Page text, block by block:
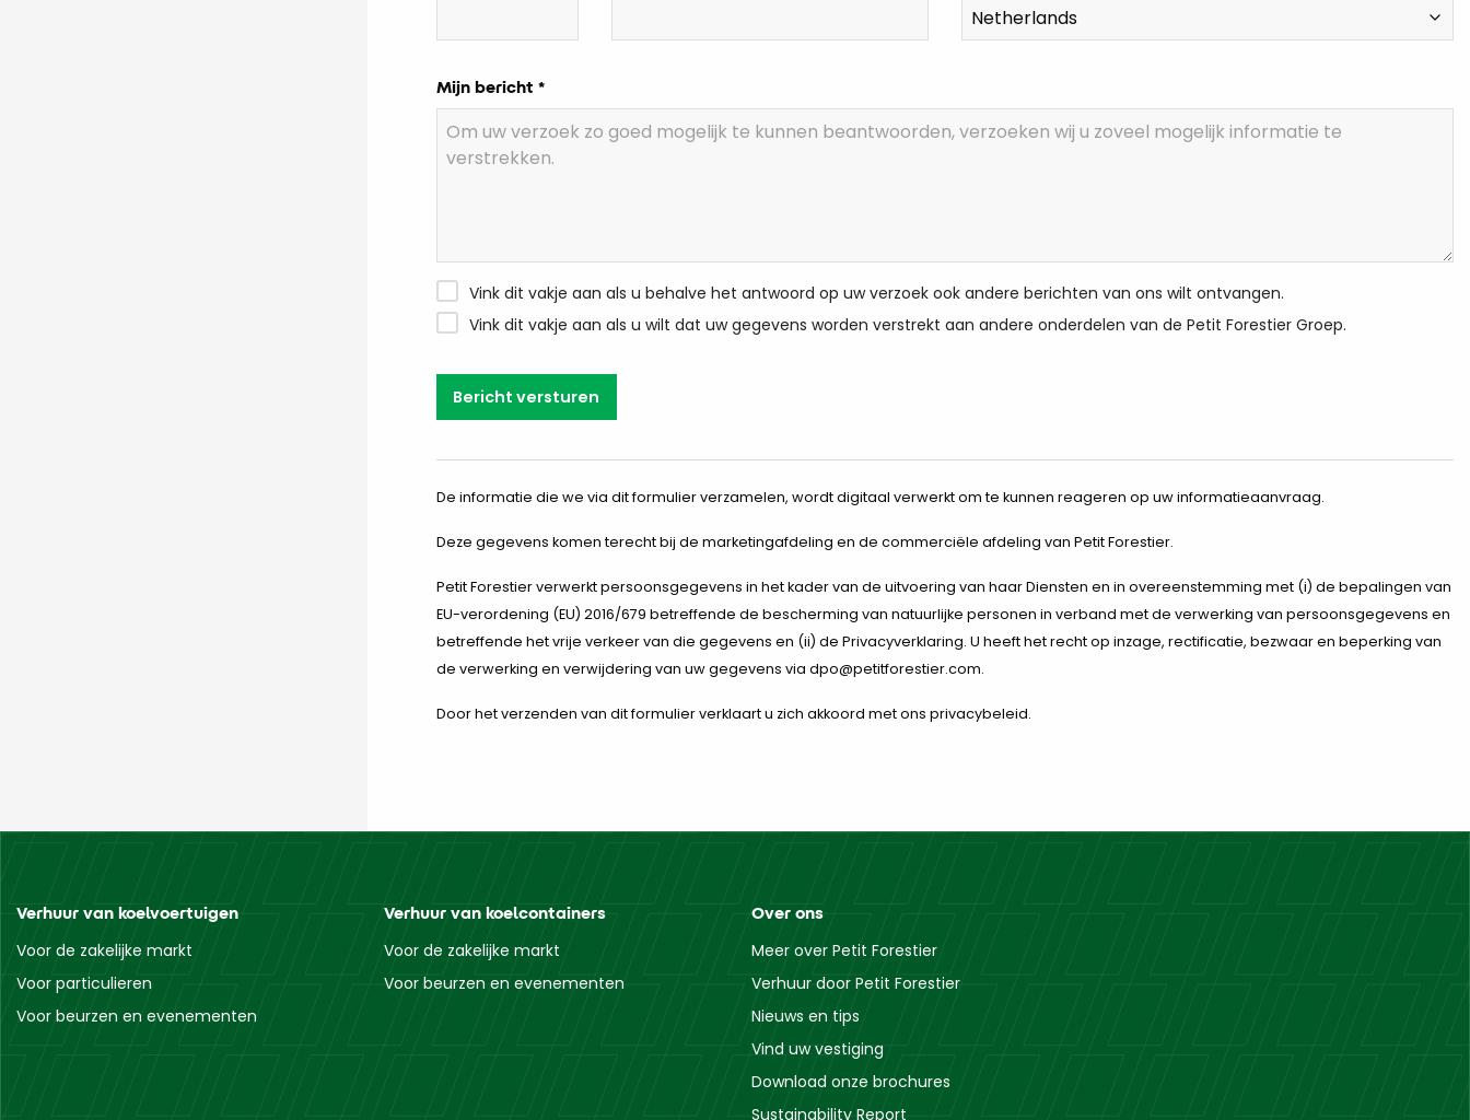
Mijn bericht *
Vink dit vakje aan als u behalve het antwoord op uw verzoek ook andere berichten van ons wilt ontvangen.
Vink dit vakje aan als u wilt dat uw gegevens worden verstrekt aan andere onderdelen van de Petit Forestier Groep.
Bericht versturen
De informatie die we via dit formulier verzamelen, wordt digitaal verwerkt om te kunnen reageren op uw informatieaanvraag.
Deze gegevens komen terecht bij de marketingafdeling en de commerciële afdeling van Petit Forestier.
Petit Forestier verwerkt persoonsgegevens in het kader van de uitvoering van haar Diensten en in overeenstemming met (i) de bepalingen van
EU-verordening (EU) 2016/679 betreffende de bescherming van natuurlijke personen in verband met de verwerking van persoonsgegevens en
betreffende het vrije verkeer van die gegevens en (ii) de Privacyverklaring. U heeft het recht op inzage, rectificatie, bezwaar en beperking van
de verwerking en verwijdering van uw gegevens via dpo@petitforestier.com.
Door het verzenden van dit formulier verklaart u zich akkoord met ons privacybeleid.
Verhuur van koelvoertuigen
Voor de zakelijke markt
Voor particulieren
Voor beurzen en evenementen
Verhuur van koelcontainers
Voor de zakelijke markt
Voor beurzen en evenementen
Over ons
Meer over Petit Forestier
Verhuur door Petit Forestier
Nieuws en tips
Vind uw vestiging
Download onze brochures
Sustainability Report